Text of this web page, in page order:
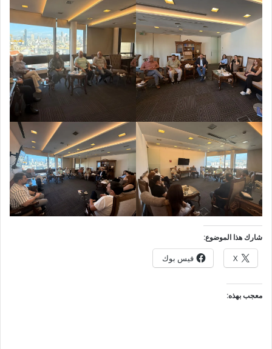
شارك هذا الموضوع:
X فيس بوك
معجب بهذه: